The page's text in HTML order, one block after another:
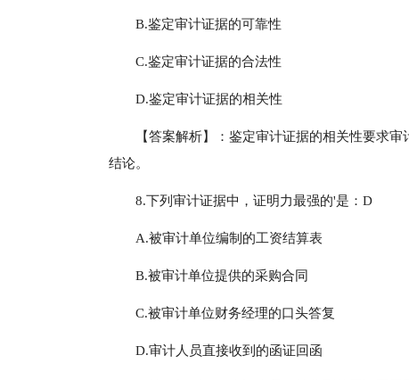
B.鉴定审计证据的可靠性
C.鉴定审计证据的合法性
D.鉴定审计证据的相关性
【答案解析】：鉴定审计证据的相关性要求
结论。
8.下列审计证据中，证明力最强的'是：D
A.被审计单位编制的工资结算表
B.被审计单位提供的采购合同
C.被审计单位财务经理的口头答复
D.审计人员直接收到的函证回函